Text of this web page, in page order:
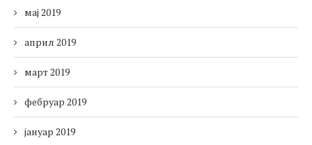
мај 2019
април 2019
март 2019
фебруар 2019
јануар 2019